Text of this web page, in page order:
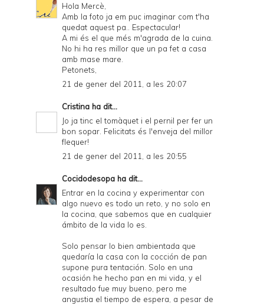
Hola Mercè,
Amb la foto ja em puc imaginar com t'ha
quedat aquest pa.. Espectacular!
A mi és el que més m'agrada de la cuina.
No hi ha res millor que un pa fet a casa
amb mase mare.
Petonets,
21 de gener del 2011, a les 20:07
Cristina ha dit...
Jo ja tinc el tomàquet i el pernil per fer un
bon sopar. Felicitats és l'enveja del millor
flequer!
21 de gener del 2011, a les 20:55
Cocidodesopa ha dit...
Entrar en la cocina y experimentar con
algo nuevo es todo un reto, y no solo en
la cocina, que sabemos que en cualquier
ámbito de la vida lo es.
Solo pensar lo bien ambientada que
quedaría la casa con la cocción de pan
supone pura tentación. Solo en una
ocasión he hecho pan en mi vida, y el
resultado fue muy bueno, pero me
angustia el tiempo de espera, a pesar de